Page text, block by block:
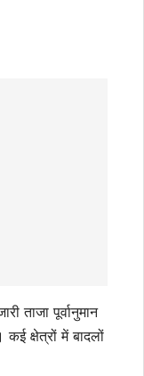
ताजा पूर्वानुमान
क्षेत्रों में बादलों